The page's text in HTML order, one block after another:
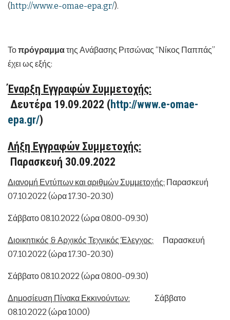
(http://www.e-omae-epa.gr/).
Τοπρόγραμματης Ανάβασης Ριτσώνας “Νίκος Παππάς”
έχει ως εξής:
Έναρξη Εγγραφών Συμμετοχής:
Δευτέρα 19.09.2022 (http://www.e-omae-
epa.gr/)
Λήξη Εγγραφών Συμμετοχής:
Παρασκευή 30.09.2022
Διανομή Εντύπων και αριθμών Συμμετοχής: Παρασκευή
07.10.2022 (ώρα 17.30-20.30)
Σάββατο 08.10.2022 (ώρα 08.00-09.30)
Διοικητικός & Αρχικός Τεχνικός Έλεγχος: Παρασκευή
07.10.2022 (ώρα 17.30-20.30)
Σάββατο 08.10.2022 (ώρα 08.00-09.30)
Δημοσίευση Πίνακα Εκκινούντων: Σάββατο
08.10.2022 (ώρα 10.00)